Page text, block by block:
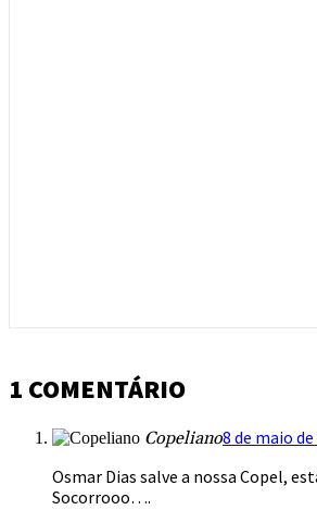
1 COMENTÁRIO
Copeliano8 de maio de
Osmar Dias salve a nossa Copel,
Socorrooo….